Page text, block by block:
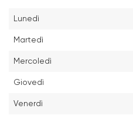
Lunedì
Martedì
Mercoledì
Giovedì
Venerdì